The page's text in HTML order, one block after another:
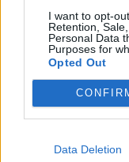
I want to opt-
Retention,
Personal Data
Purposes for
Opted Out
Data Deletion
Lrytas.lt
Edas Butvilas
sėkmingą
“Challenger”